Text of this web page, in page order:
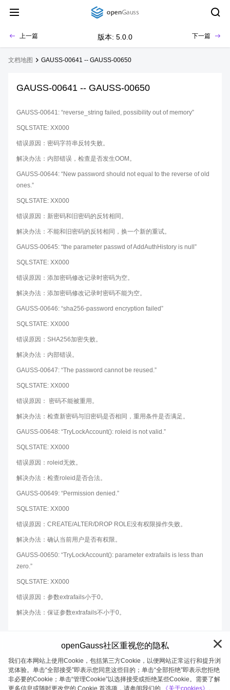
上一篇 版本: 5.0.0 下一篇
文档地图 GAUSS-00641 -- GAUSS-00650
GAUSS-00641 -- GAUSS-00650
GAUSS-00641: “reverse_string failed, possibility out of memory”
SQLSTATE: XX000
错误原因：密码字符串反转失败。
解决办法：内部错误，检查是否发生OOM。
GAUSS-00644: “New password should not equal to the reverse of old
ones.”
SQLSTATE: XX000
错误原因：新密码和旧密码的反转相同。
解决办法：不能和旧密码的反转相同，换一个新的重试。
GAUSS-00645: “the parameter passwd of AddAuthHistory is null”
SQLSTATE: XX000
错误原因：添加密码修改记录时密码为空。
解决办法：添加密码修改记录时密码不能为空。
GAUSS-00646: “sha256-password encryption failed”
SQLSTATE: XX000
错误原因：SHA256加密失败。
解决办法：内部错误。
GAUSS-00647: “The password cannot be reused.”
SQLSTATE: XX000
错误原因： 密码不能被重用。
解决办法：检查新密码与旧密码是否相同，重用条件是否满足。
GAUSS-00648: “TryLockAccount(): roleid is not valid.”
SQLSTATE: XX000
错误原因：roleid无效。
解决办法：检查roleid是否合法。
GAUSS-00649: “Permission denied.”
SQLSTATE: XX000
错误原因：CREATE/ALTER/DROP ROLE没有权限操作失败。
解决办法：确认当前用户是否有权限。
GAUSS-00650: “TryLockAccount(): parameter extrafails is less than
zero.”
SQLSTATE: XX000
错误原因：参数extrafails小于0。
解决办法：保证参数extrafails不小于0。
openGauss社区重视您的隐私
我们在本网站上使用Cookie，包括第三方Cookie，以便网站正常运行和提升浏
览体验。单击“全部接受”即表示您同意这些目的；单击“全部拒绝”即表示您拒绝
非必要的Cookie；单击“管理Cookie”以选择接受或拒绝某些Cookie。需要了解
更多信息或随时更改您的 Cookie 首选项，请参阅我们的
《关于cookies》。